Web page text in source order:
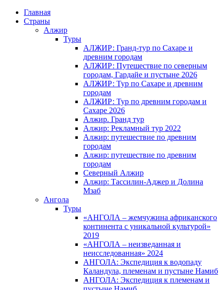
Главная
Страны
Алжир
Туры
АЛЖИР: Гранд-тур по Сахаре и
древним городам
АЛЖИР: Путешествие по северным
городам, Гардайе и пустыне 2026
АЛЖИР: Тур по Сахаре и древним
городам
АЛЖИР: Тур по древним городам и
Сахаре 2026
Алжир. Гранд тур
Алжир: Рекламный тур 2022
Алжир: путешествие по древним
городам
Алжир: путешествие по древним
городам
Северный Алжир
Алжир: Тассилин-Аджер и Долина
Мзаб
Ангола
Туры
«АНГОЛА – жемчужина африканского
континента с уникальной культурой»
2019
«АНГОЛА – неизведанная и
неисследованная» 2024
АНГОЛА: Экспедиция к водопаду
Каландула, племенам и пустыне Намиб
АНГОЛА: Экспедиция к племенам и